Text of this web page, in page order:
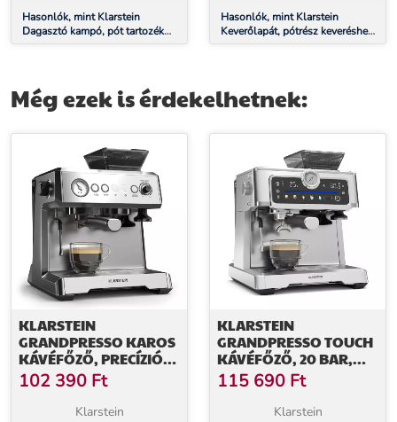
ÖNTÖTT ALUMÍNIUM
Hasonlók, mint Klarstein
Dagasztó kampó, pót tartozék
dagasztáshoz a Bella Pico
Hasonlók, mint Klarstein
Keverőlapát, pótrész keveréshez
a Bella Pico 2G/Bella Robusta
Még ezek is érdekelhetnek:
KLARSTEIN
GRANDPRESSO KAROS
KÁVÉFŐZŐ, PRECÍZIÓS
DARÁLÓ, GŐZFÚVÓKA,
PORTASZŰRŐ,
NYOMÁSJELZŐ, 20 BAR
102 390 Ft
Klarstein
KLARSTEIN
GRANDPRESSO TOUCH
KÁVÉFŐZŐ, 20 BAR,
BEÉPÍTETT DARÁLÓ,
NYOMÁSJELZŐ, TEJHAB
115 690 Ft
Klarstein